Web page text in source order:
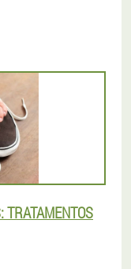
TRATAMENTOS